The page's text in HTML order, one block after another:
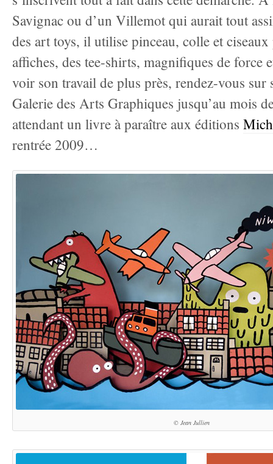
Savignac ou d’un Villemot qui aurait tout
des art toys, il utilise pinceau, colle et
affiches, des tee-shirts, magnifiques de force
voir son travail de plus près, rendez-vous sur
Galerie des Arts Graphiques jusqu’au mois
attendant un livre à paraître aux éditions
rentrée 2009…
© Jean Jullien